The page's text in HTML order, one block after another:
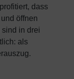
dass
öffnen
sind in drei
als